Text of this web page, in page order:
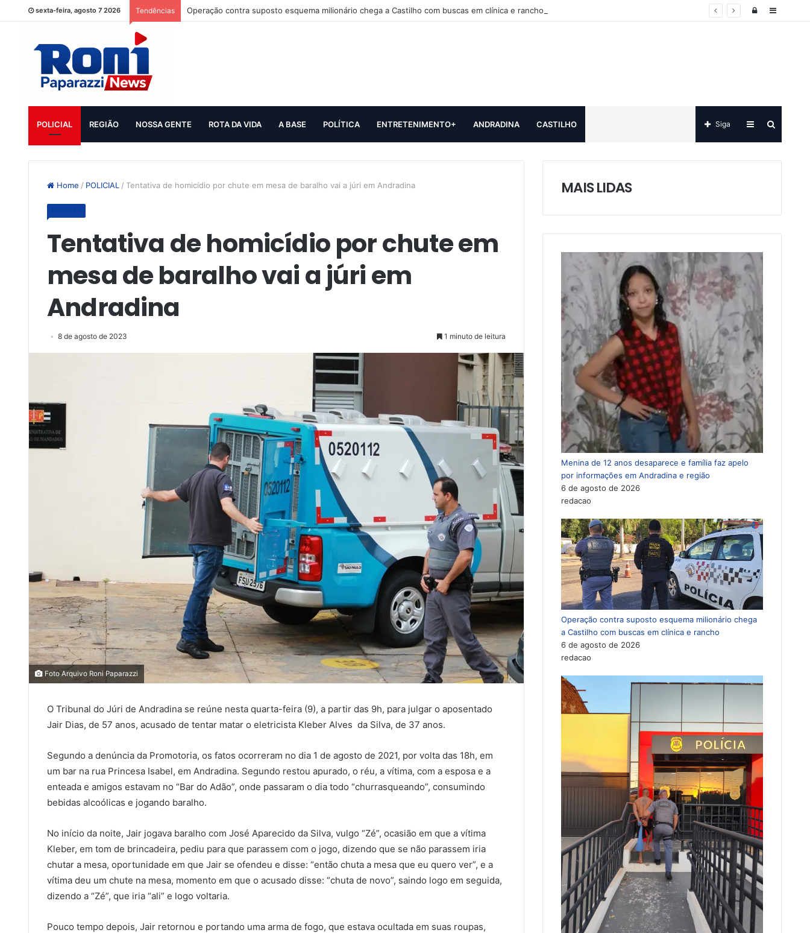
sexta-feira, agosto 7 2026 Tendências Operação contra suposto esquema milionário chega a Castilho com buscas em clínica e rancho Sidebar
Log
POLICIAL REGIÃO NOSSA GENTE ROTA DA VIDA A BASE POLÍTICA ENTRETENIMENTO+ ANDRADINA CASTILHO
por
Sidebar
Siga
Home / POLICIAL / Tentativa de homicídio por chute em mesa de baralho vai a júri em Andradina
Tentativa de homicídio por chute em
mesa de baralho vai a júri em
Andradina
8 de agosto de 2023 1 minuto de leitura
Foto Arquivo Roni Paparazzi
O Tribunal do Júri de Andradina se reúne nesta quarta-feira (9), a partir das 9h, para julgar o aposentado
Jair Dias, de 57 anos, acusado de tentar matar o eletricista Kleber Alves da Silva, de 37 anos.
Segundo a denúncia da Promotoria, os fatos ocorreram no dia 1 de agosto de 2021, por volta das 18h, em
um bar na rua Princesa Isabel, em Andradina. Segundo restou apurado, o réu, a vítima, com a esposa e a
enteada e amigos estavam no “Bar do Adão”, onde passaram o dia todo “churrasqueando”, consumindo
bebidas alcoólicas e jogando baralho.
No início da noite, Jair jogava baralho com José Aparecido da Silva, vulgo “Zé”, ocasião em que a vítima
Kleber, em tom de brincadeira, pediu para que parassem com o jogo, dizendo que se não parassem iria
chutar a mesa, oportunidade em que Jair se ofendeu e disse: “então chuta a mesa que eu quero ver”, e a
vítima deu um chute na mesa, momento em que o acusado disse: “chuta de novo”, saindo logo em seguida,
dizendo a “Zé”, que iria “ali” e logo voltaria.
Pouco tempo depois, Jair retornou e portando uma arma de fogo, que estava ocultada em suas roupas,
MAIS LIDAS
Menina de 12 anos desaparece e família faz apelo
por informações em Andradina e região
6 de agosto de 2026
redacao
Operação contra suposto esquema milionário chega
a Castilho com buscas em clínica e rancho
6 de agosto de 2026
redacao